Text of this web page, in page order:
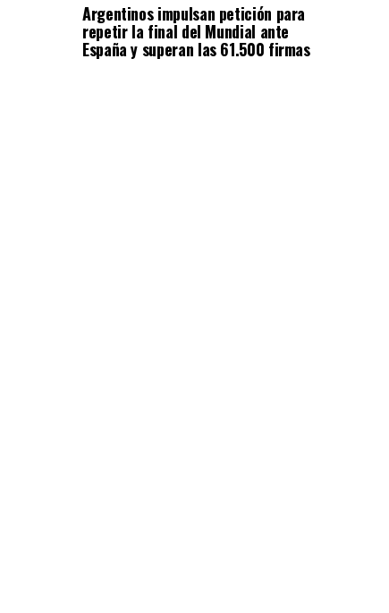
Argentinos impulsan petición para
repetir la final del Mundial ante
España y superan las 61.500 firmas